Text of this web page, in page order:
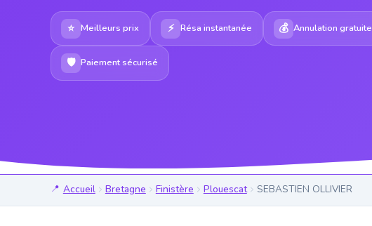
⭐ Meilleurs prix ⚡ Résa instantanée 💰 Annulation gratuite
🛡 Paiement sécurisé
Accueil Bretagne Finistère Plouescat SEBASTIEN OLLIVIER